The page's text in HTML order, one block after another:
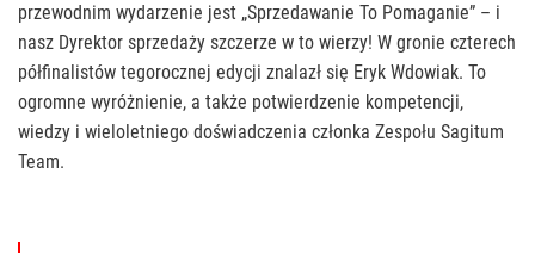
przewodnim wydarzenie jest „Sprzedawanie To Pomaganie” – i
nasz Dyrektor sprzedaży szczerze w to wierzy! W gronie czterech
półfinalistów tegorocznej edycji znalazł się Eryk Wdowiak. To
ogromne wyróżnienie, a także potwierdzenie kompetencji,
wiedzy i wieloletniego doświadczenia członka Zespołu Sagitum
Team.